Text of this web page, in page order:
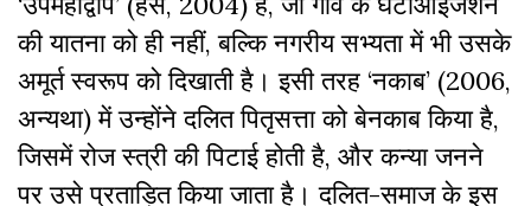
की यातना को ही नहीं, बल्कि नगरीय सभ्यता में भी उसके
अमूर्त स्वरूप को दिखाती है। इसी तरह ‘नकाब’ (2006,
अन्यथा) में उन्होंने दलित पितृसत्ता को बेनकाब किया है,
जिसमें रोज स्त्री की पिटाई होती है, और कन्या जनने
पर उसे प्रताड़ित किया जाता है। दलित-समाज के इस